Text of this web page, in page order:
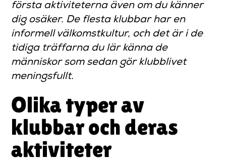
första aktiviteterna även om du känner
dig osäker. De flesta klubbar har en
informell välkomstkultur, och det är i de
tidiga träffarna du lär känna de
människor som sedan gör klubblivet
meningsfullt.
Olika typer av
klubbar och deras
aktiviteter